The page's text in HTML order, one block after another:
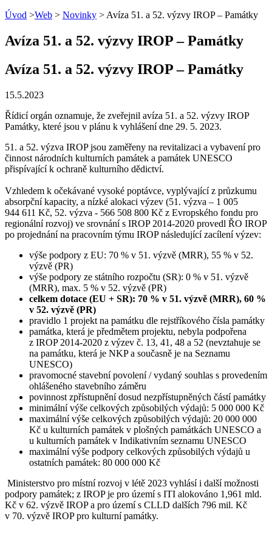
Úvod >Web > Novinky > Avíza 51. a 52. výzvy IROP – Památky
Avíza 51. a 52. výzvy IROP – Památky
Avíza 51. a 52. výzvy IROP – Památky
15.5.2023
Řídicí orgán oznamuje, že zveřejnil avíza 51. a 52. výzvy IROP
Památky, které jsou v plánu k vyhlášení dne 29. 5. 2023.
51. a 52. výzva IROP jsou zaměřeny na revitalizaci a vybavení pro
činnost národních kulturních památek a památek UNESCO
přispívající k ochraně kulturního dědictví.
Vzhledem k očekávané vysoké poptávce, vyplývající z průzkumu
absorpční kapacity, a nízké alokaci výzev (51. výzva – 1 005
944 611 Kč, 52. výzva - 566 508 800 Kč z Evropského fondu pro
regionální rozvoj) ve srovnání s IROP 2014-2020 provedl ŘO IROP
po projednání na pracovním týmu IROP následující zacílení výzev:
výše podpory z EU: 70 % v 51. výzvě (MRR), 55 % v 52.
výzvě (PR)
výše podpory ze státního rozpočtu (SR): 0 % v 51. výzvě
(MRR), max. 5 % v 52. výzvě (PR)
celkem dotace (EU + SR): 70 % v 51. výzvě (MRR), 60 %
v 52. výzvě (PR)
pravidlo 1 projekt na památku dle rejstříkového čísla památky
památka, která je předmětem projektu, nebyla podpořena
z IROP 2014-2020 z výzev č. 13, 41, 48 a 52 (nevztahuje se
na památku, která je NKP a současně je na Seznamu
UNESCO)
pravomocné stavební povolení / vydaný souhlas s provedením
ohlášeného stavebního záměru
povinnost zpřístupnění dosud nezpřístupněných částí památky
minimální výše celkových způsobilých výdajů: 5 000 000 Kč
maximální výše celkových způsobilých výdajů: 20 000 000
Kč u kulturních památek v plošných památkách UNESCO a
u kulturních památek v Indikativním seznamu UNESCO
maximální výše podpory celkových způsobilých výdajů u
ostatních památek: 80 000 000 Kč
Ministerstvo pro místní rozvoj v létě 2023 vyhlásí i další možnosti
podpory památek; z IROP je pro území s ITI alokováno 1,961 mld.
Kč v 62. výzvě IROP a pro území s CLLD dalších 796 mil. Kč
v 70. výzvě IROP pro kulturní památky.